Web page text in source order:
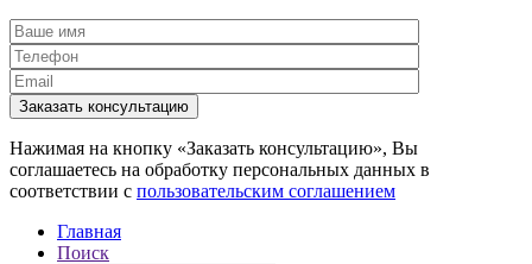
Заказать консультацию
Нажимая на кнопку «Заказать консультацию», Вы
соглашаетесь на обработку персональных данных в
соответствии с пользовательским соглашением
Главная
Поиск